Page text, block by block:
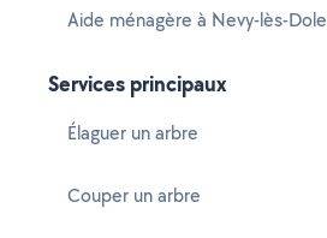
Aide ménagère à Nevy-lès-Dole
Services principaux
Élaguer un arbre
Couper un arbre